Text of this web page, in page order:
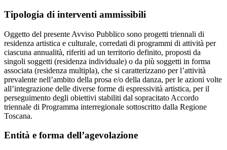
Tipologia di interventi ammissibili
Oggetto del presente Avviso Pubblico sono progetti triennali di
residenza artistica e culturale, corredati di programmi di attività per
ciascuna annualità, riferiti ad un territorio definito, proposti da
singoli soggetti (residenza individuale) o da più soggetti in forma
associata (residenza multipla), che si caratterizzano per l’attività
prevalente nell’ambito della prosa e/o della danza, per le azioni volte
all’integrazione delle diverse forme di espressività artistica, per il
perseguimento degli obiettivi stabiliti dal sopracitato Accordo
triennale di Programma interregionale sottoscritto dalla Regione
Toscana.
Entità e forma dell’agevolazione